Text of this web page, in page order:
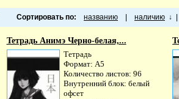
Сортировать по: названию наличию ↓
Тетрадь Анимэ Черно-белая,...
Тетрадь
Формат: А5
Количество листов: 96
Внутренний блок: белый
офсет